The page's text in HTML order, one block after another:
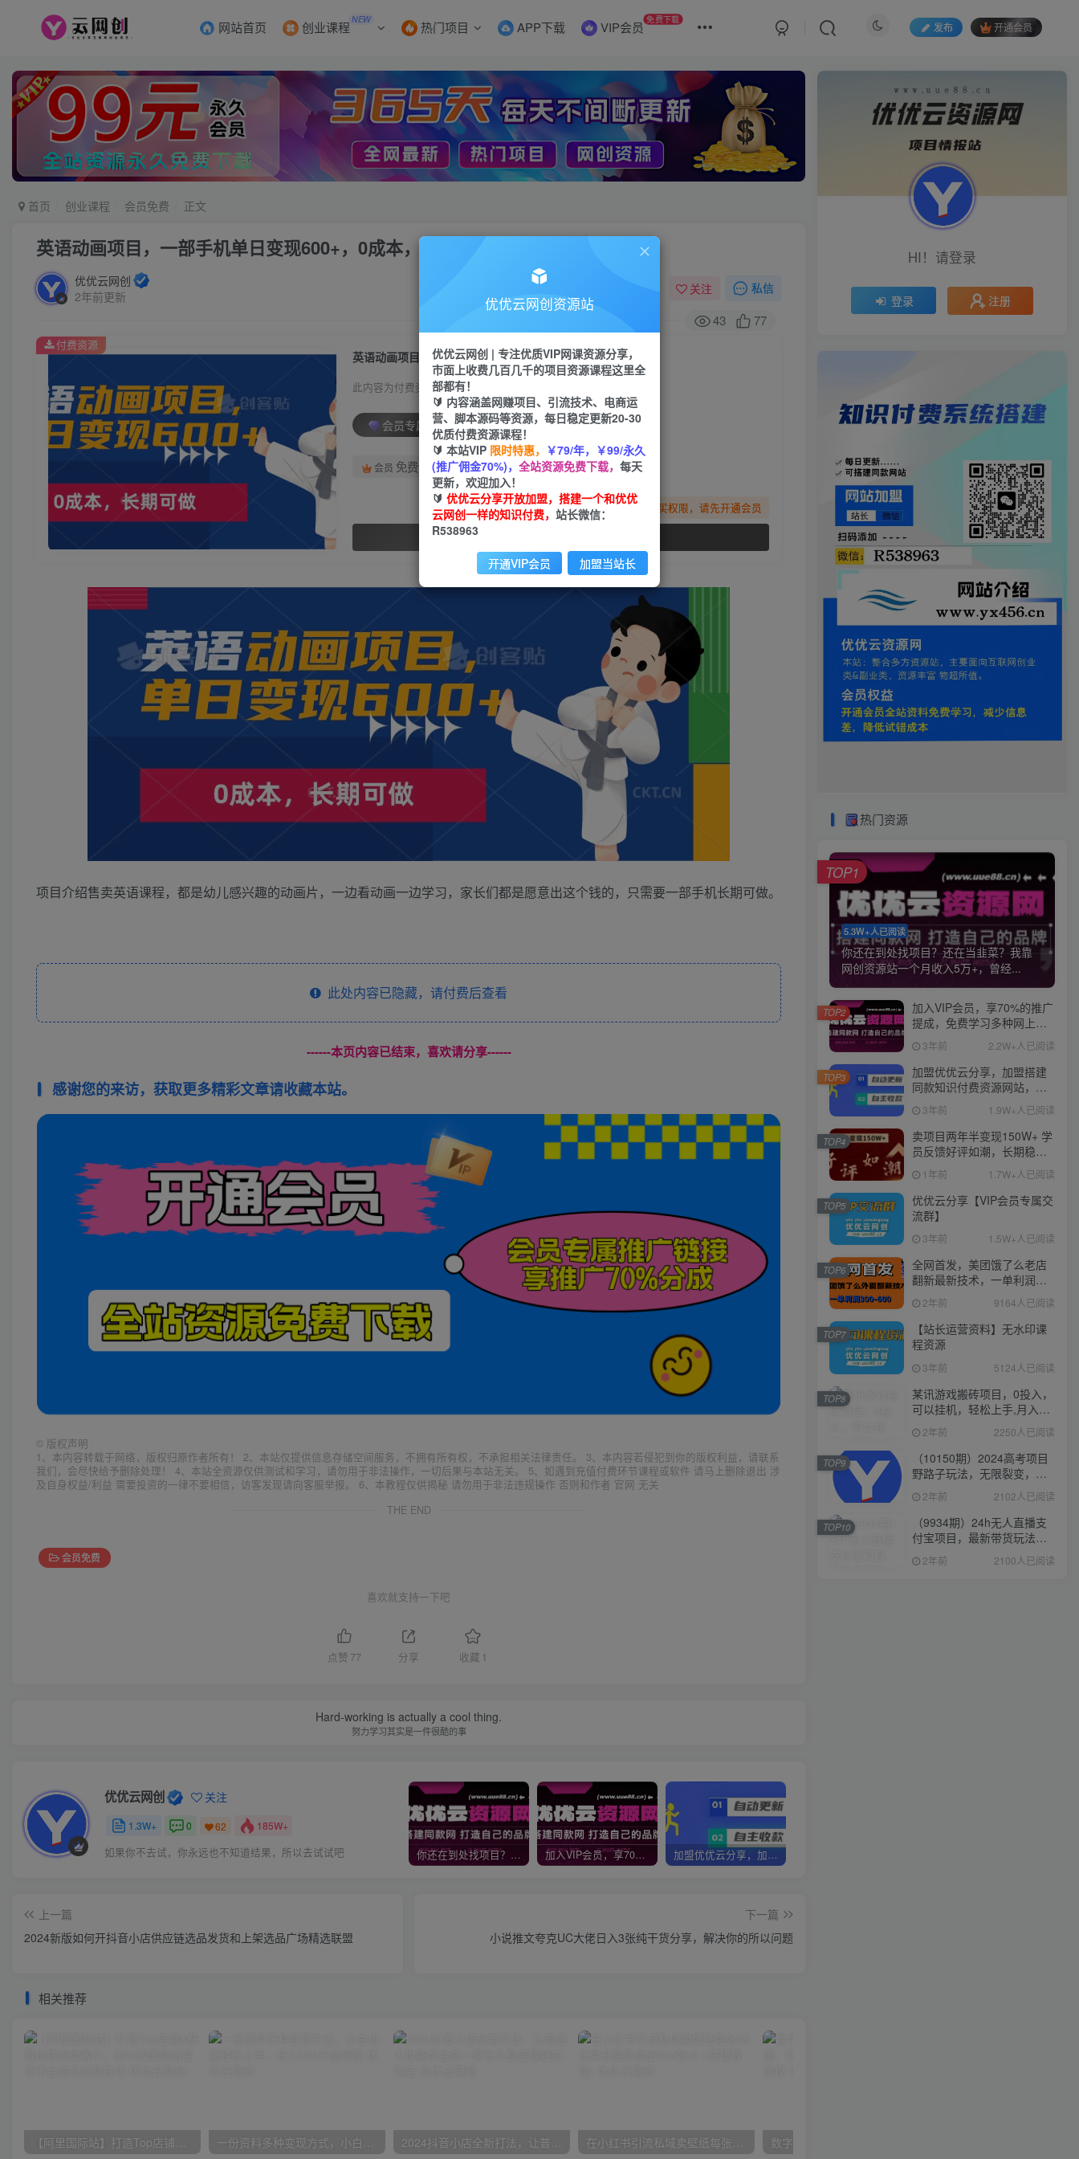
网站首页 创业课程 NEW 热门项目 APP下载 VIP会员 免费下载
发布 开通会员
首页 创业课程 会员免费 正文
英语动画项目，一部手机单日变现600+，0成本，长期可做
优优云网创
2年前更新
关注 私信
43 77
英语动画项目，一部手机单日变现600+，0成本，长期可做
此内容为付费资源，请付费后查看
会员专属资源
会员 免费
您暂无购买权限，请先开通会员
付费资源
项目介绍售卖英语课程，都是幼儿感兴趣的动画片，一边看动画一边学习，家长们都是愿意出这个钱的，只需要一部手机长期可做。
此处内容已隐藏，请付费后查看
------本页内容已结束，喜欢请分享------
感谢您的来访，获取更多精彩文章请收藏本站。
© 版权声明
1、本内容转载于网络，版权归原作者所有！ 2、本站仅提供信息存储空间服务，不拥有所有权，不承担相关法律责任。 3、本内容若侵犯到你的版权利益，请联系
我们，会尽快给予删除处理！ 4、本站全资源仅供测试和学习，请勿用于非法操作，一切后果与本站无关。 5、如遇到充值付费环节课程或软件 请马上删除退出 涉
及自身权益/利益 需要投资的一律不要相信，访客发现请向客服举报。 6、本教程仅供揭秘 请勿用于非法违规操作 否则和作者 官网 无关
THE END
会员免费
喜欢就支持一下吧
点赞 77 分享 收藏 1
Hard-working is actually a cool thing.
努力学习其实是一件很酷的事
优优云网创 关注
1.3W+ 0 62 185W+
如果你不去试，你永远也不知道结果，所以去试试吧 你还在到处找项目？还在当韭菜？我靠网创资源站一个月收入5万+，曾经我也是个失败者。 加入VIP会员，享70%的推广提成，免费学习多种网上创业课程，菜鸟秒变大神！ 加盟优优云分享，加盟搭建同款知识付费资源网站，实现长期稳定被动收入~
上一篇
2024新版如何开抖音小店供应链选品发货和上架选品广场精选联盟
下一篇
小说推文夸克UC大佬日入3张纯干货分享，解决你的所以问题
相关推荐
【阿里国际站】打造Top店铺&获得优质询盘客户，​95%的国际站讲师不会说的运营技巧 一份资料多种变现方式，小白也能轻松上手，日入800不是问题 2024抖音小店全新打法，让普通人也能学会做一家长久稳定赚钱的抖店 在小红书引流私域卖壁纸每张29元单日最高卖出200张(0-1搭建教程)
HI！请登录
登录 注册
热门资源
5.3W+人已阅读
你还在到处找项目？还在当韭菜？我靠
网创资源站一个月收入5万+，曾经...
TOP1
加入VIP会员，享70%的推广
提成，免费学习多种网上创
业课程，菜鸟秒变大神！
3年前 2.2W+人已阅读
TOP2
加盟优优云分享，加盟搭建
同款知识付费资源网站，实
现长期稳定被动收入~
3年前 1.9W+人已阅读
TOP3
卖项目两年半变现150W+ 学
员反馈好评如潮，长期稳定
变现，可以一直干到老！
1年前 1.7W+人已阅读
TOP4
优优云分享【VIP会员专属交
流群】
3年前 1.5W+人已阅读
TOP5
全网首发，美团饿了么老店
翻新最新技术，一单利润
300-600
2年前 9164人已阅读
TOP6
【站长运营资料】无水印课
程资源
3年前 5124人已阅读
TOP7
某讯游戏搬砖项目，0投入，
可以挂机，轻松上手,月入
3000+上不封顶
2年前 2250人已阅读
TOP8
（10150期）2024高考项目
野路子玩法，无限裂变，最
高一天1W＋！
2年前 2102人已阅读
TOP9
（9934期）24h无人直播支
付宝项目，最新带货玩法，
纯躺赚实测日入500+
2年前 2100人已阅读
TOP10
优优云网创资源站
优优云网创 | 专注优质VIP网课资源分享，
市面上收费几百几千的项目资源课程这里全
部都有！
🔰 内容涵盖网赚项目、引流技术、电商运
营、脚本源码等资源，每日稳定更新20-30
优质付费资源课程！
🔰 本站VIP 限时特惠， ￥79/年，￥99/永久
(推广佣金70%)， 全站资源免费下载， 每天
更新，欢迎加入！
🔰 优优云分享开放加盟，搭建一个和优优
云网创一样的知识付费， 站长微信：
R538963
开通VIP会员 加盟当站长